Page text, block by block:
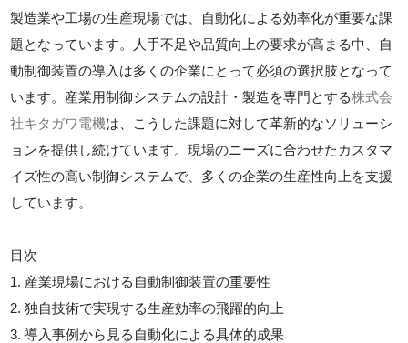
製造業や工場の生産現場では、自動化による効率化が重要な課
題となっています。人手不足や品質向上の要求が高まる中、自
動制御装置の導入は多くの企業にとって必須の選択肢となって
います。産業用制御システムの設計・製造を専門とする株式会
社キタガワ電機は、こうした課題に対して革新的なソリューシ
ョンを提供し続けています。現場のニーズに合わせたカスタマ
イズ性の高い制御システムで、多くの企業の生産性向上を支援
しています。
目次
1. 産業現場における自動制御装置の重要性
2. 独自技術で実現する生産効率の飛躍的向上
3. 導入事例から見る自動化による具体的成果